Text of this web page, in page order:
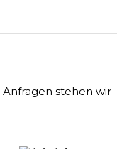
stehen wir